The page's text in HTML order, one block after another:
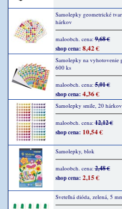
Samolepky geometrické
hárkov
maloobch. cena:9,68 €
shop cena: 8,42 €
Samolepky na vyhotovenie
600 ks
maloobch. cena:5,01 €
shop cena: 4,36 €
Samolepky smile, 20 hárkov
maloobch. cena:12,12 €
shop cena: 10,54 €
Samolepky, blok
maloobch. cena:2,48 €
shop cena: 2,15 €
Sveteľná dióda, zelená, 5